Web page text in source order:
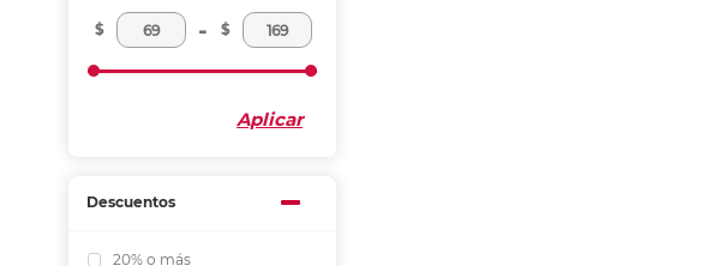
$ - $
Aplicar
Descuentos
20% o más